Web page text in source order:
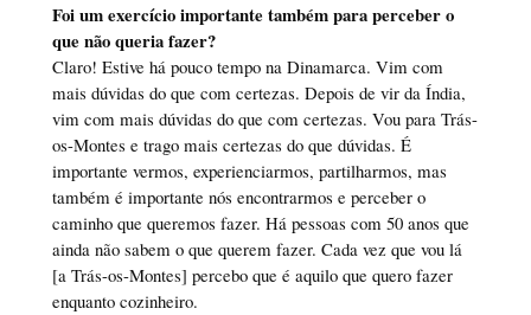
Foi um exercício importante também para perceber o
que não queria fazer?
Claro! Estive há pouco tempo na Dinamarca. Vim com
mais dúvidas do que com certezas. Depois de vir da Índia,
vim com mais dúvidas do que com certezas. Vou para Trás-
os-Montes e trago mais certezas do que dúvidas. É
importante vermos, experienciarmos, partilharmos, mas
também é importante nós encontrarmos e perceber o
caminho que queremos fazer. Há pessoas com 50 anos que
ainda não sabem o que querem fazer. Cada vez que vou lá
[a Trás-os-Montes] percebo que é aquilo que quero fazer
enquanto cozinheiro.